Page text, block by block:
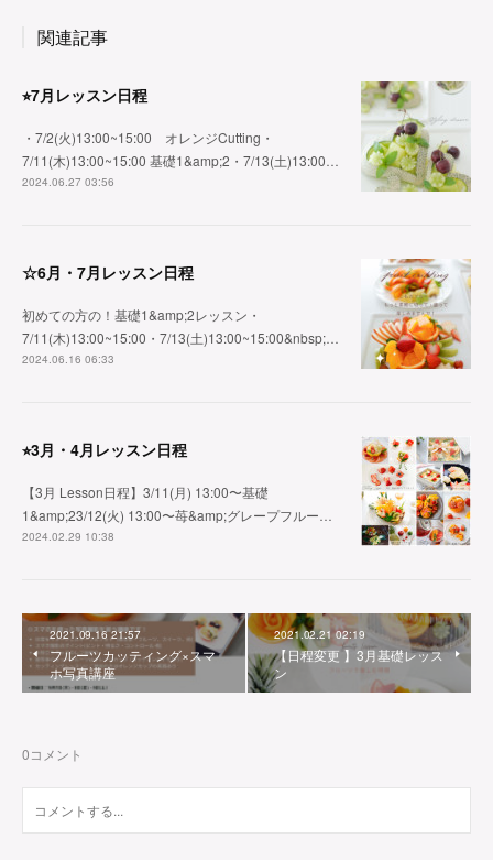
関連記事
⭐︎7月レッスン日程
・7/2(火)13:00~15:00 オレンジCutting・
7/11(木)13:00~15:00 基礎1&amp;2・7/13(土)13:00…
2024.06.27 03:56
☆6月・7月レッスン日程
初めての方の！基礎1&amp;2レッスン・
7/11(木)13:00~15:00・7/13(土)13:00~15:00&nbsp;…
2024.06.16 06:33
⭐︎3月・4月レッスン日程
【3月 Lesson日程】3/11(月) 13:00〜基礎
1&amp;23/12(火) 13:00〜苺&amp;グレープフルー…
2024.02.29 10:38
2021.09.16 21:57
フルーツカッティング×スマ
ホ写真講座
2021.02.21 02:19
【日程変更 】3月基礎レッス
ン
0コメント